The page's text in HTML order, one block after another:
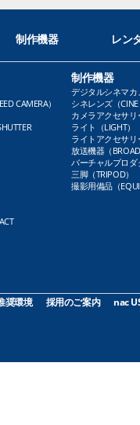
制作機器 レン
CAMERA）
制作機器
デジタルシネマカ
シネレンズ（CINE
カメラアクセサリ
ライト（LIGHT）
ライトアクセサリ
放送機器（
バーチャルプロダ
三脚（TRIPOD）
撮影用備品（
奨環境 採用のご案内 nac